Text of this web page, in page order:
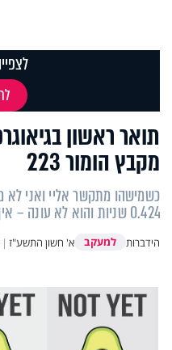
תואר ראשון
מקבץ הומור 223
כשמישהו מתקשר אליי ואני לא
0.424 שניות והוא לא עונה – איך אני נראה?
הידברות למעקב א' חשון התשע"ז |